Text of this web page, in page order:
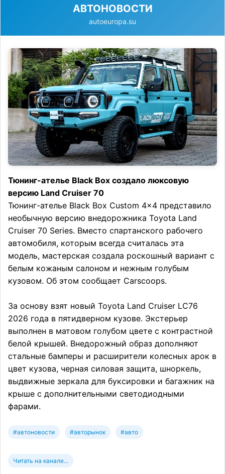
АВТОНОВОСТИ
autoeuropa.su
Тюнинг-ателье Black Box создало люксовую
версию Land Cruiser 70
Тюнинг-ателье Black Box Custom 4×4 представило
необычную версию внедорожника Toyota Land
Cruiser 70 Series. Вместо спартанского рабочего
автомобиля, которым всегда считалась эта
модель, мастерская создала роскошный вариант с
белым кожаным салоном и нежным голубым
кузовом. Об этом сообщает Carscoops.
За основу взят новый Toyota Land Cruiser LC76
2026 года в пятидверном кузове. Экстерьер
выполнен в матовом голубом цвете с контрастной
белой крышей. Внедорожный образ дополняют
стальные бамперы и расширители колесных арок в
цвет кузова, черная силовая защита, шноркель,
выдвижные зеркала для буксировки и багажник на
крыше с дополнительными светодиодными
фарами.
#автоновости #авторынок #авто
Читать на канале...